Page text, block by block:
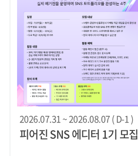
2026.07.31 ~ 2026.08.07 ( D-1 )
피어진 SNS 에디터 1기 모집